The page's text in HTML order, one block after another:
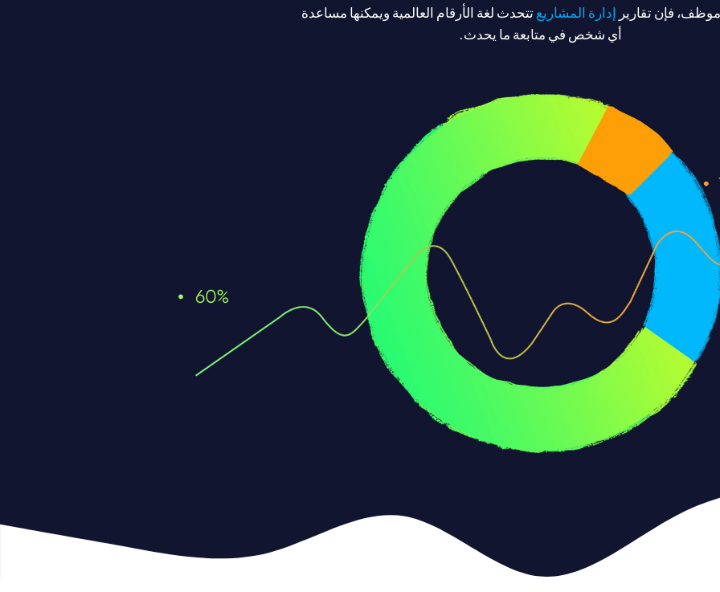
فإن تقارير
إدارة المشاريع تتحدث لغة الأرقام العالمية ويمكنها مساعدة
أي شخص في متابعة ما يحدث.